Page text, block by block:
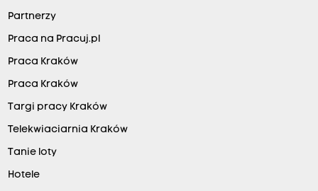
Partnerzy
Praca na Pracuj.pl
Praca Kraków
Praca Kraków
Targi pracy Kraków
Telekwiaciarnia Kraków
Tanie loty
Hotele